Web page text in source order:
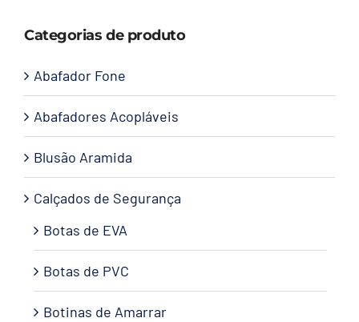
Categorias de produto
Abafador Fone
Abafadores Acopláveis
Blusão Aramida
Calçados de Segurança
Botas de EVA
Botas de PVC
Botinas de Amarrar